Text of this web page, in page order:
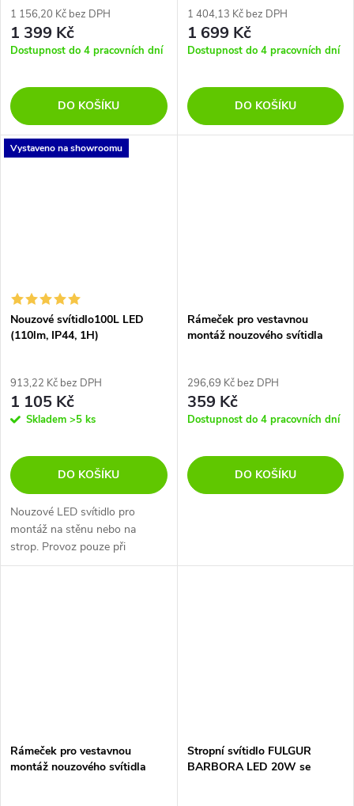
1 156,20 Kč bez DPH
1 399 Kč
Dostupnost do 4 pracovních dní
DO KOŠÍKU
1 404,13 Kč bez DPH
1 699 Kč
Dostupnost do 4 pracovních dní
DO KOŠÍKU
Vystaveno na showroomu
Nouzové svítidlo100L LED
(110lm, IP44, 1H)
913,22 Kč bez DPH
1 105 Kč
Skladem >5 ks
DO KOŠÍKU
Nouzové LED svítidlo pro
montáž na stěnu nebo na
strop. Provoz pouze při
výpadku el. sítě. Zvýšená
Rámeček pro vestavnou
montáž nouzového svítidla
296,69 Kč bez DPH
359 Kč
Dostupnost do 4 pracovních dní
DO KOŠÍKU
Rámeček pro vestavnou
montáž nouzového svítidla
Stropní svítidlo FULGUR
BARBORA LED 20W se